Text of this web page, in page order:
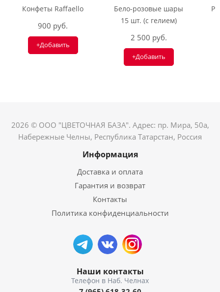
Конфеты Raffaello
900 руб.
+Добавить
Бело-розовые шары
15 шт. (с гелием)
2 500 руб.
+Добавить
2026 © ООО "ЦВЕТОЧНАЯ БАЗА". Адрес: пр. Мира, 50а,
Набережные Челны, Республика Татарстан, Россия
Информация
Доставка и оплата
Гарантия и возврат
Контакты
Политика конфиденциальности
Наши контакты